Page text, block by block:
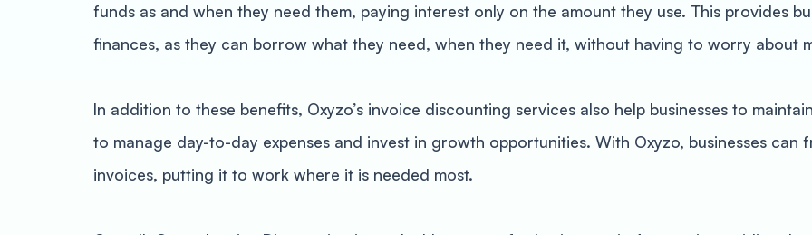
funds as and when they need them, paying interest only on the amount they use. This provides
finances, as they can borrow what they need, when they need it, without having to worry about
In addition to these benefits, Oxyzo’s invoice discounting services also help businesses to
to manage day-to-day expenses and invest in growth opportunities. With Oxyzo, businesses
invoices, putting it to work where it is needed most.